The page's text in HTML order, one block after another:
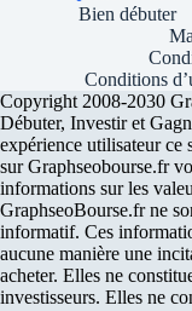
Bien débuter
Conditions
Copyright 2008-2030
Débuter, Investir et
expérience utilisateur ce
sur Graphseobourse.fr
informations sur les
GraphseoBourse.fr ne
informatif. Ces
aucune manière une
acheter. Elles ne
investisseurs. Elles ne